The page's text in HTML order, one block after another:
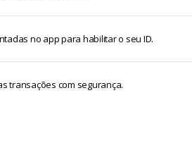
no app para habilitar o seu ID.
transações com segurança.